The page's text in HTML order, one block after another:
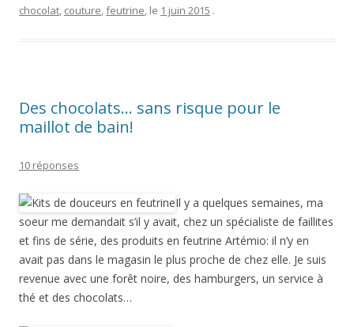
chocolat, couture,feutrine, le 1 juin 2015 .
Des chocolats… sans risque pour le
maillot de bain!
10 réponses
Il y a quelques semaines, ma
soeur me demandait s’il y avait, chez un spécialiste de faillites
et fins de série, des produits en feutrine Artémio: il n’y en
avait pas dans le magasin le plus proche de chez elle. Je suis
revenue avec une forêt noire, des hamburgers, un service à
thé et des chocolats…